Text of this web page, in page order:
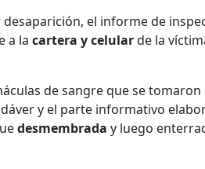
el informe de
a la cartera y celularde la
de sangre que se tomaron
y el parte informativo
desmembrada y luego